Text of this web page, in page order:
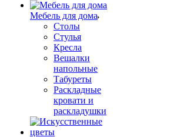
Мебель для дома
Столы
Стулья
Кресла
Вешалки
напольные
Табуреты
Раскладные
кровати и
раскладушки